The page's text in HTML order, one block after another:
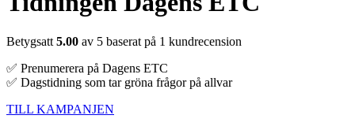
Betygsatt 5.00 av 5 baserat på 1 kundrecension
✅ Prenumerera på Dagens ETC
✅ Dagstidning som tar gröna frågor på allvar
TILL KAMPANJEN